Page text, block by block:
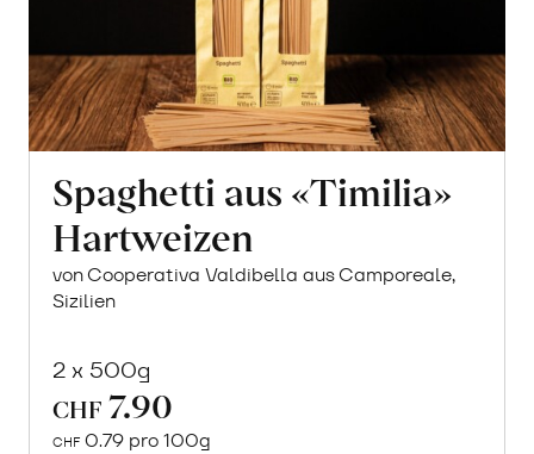
Spaghetti aus «Timilia»
Hartweizen
von Cooperativa Valdibella aus Camporeale,
Sizilien
2 x 500g
CHF 7.90
CHF 0.79 pro 100g